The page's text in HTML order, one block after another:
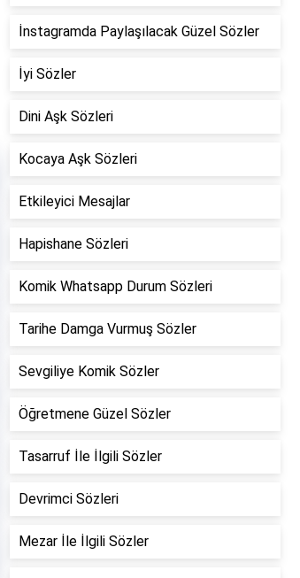
İnstagramda Paylaşılacak Güzel Sözler
İyi Sözler
Dini Aşk Sözleri
Kocaya Aşk Sözleri
Etkileyici Mesajlar
Hapishane Sözleri
Komik Whatsapp Durum Sözleri
Tarihe Damga Vurmuş Sözler
Sevgiliye Komik Sözler
Öğretmene Güzel Sözler
Tasarruf İle İlgili Sözler
Devrimci Sözleri
Mezar İle İlgili Sözler